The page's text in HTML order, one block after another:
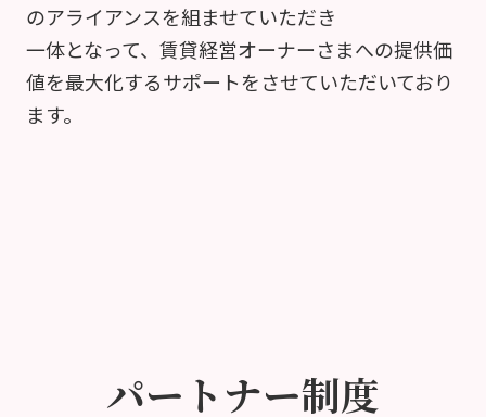
のアライアンスを組ませていただき
一体となって、賃貸経営オーナーさまへの提供価
値を最大化するサポートをさせていただいており
ます。
パートナー制度